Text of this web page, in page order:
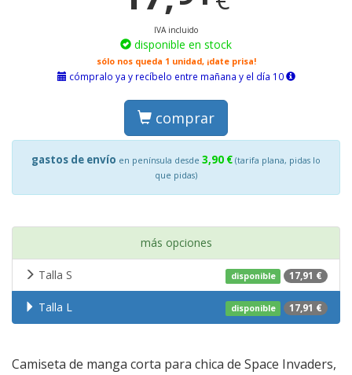
IVA incluido
disponible en stock
sólo nos queda 1 unidad, ¡date prisa!
cómpralo ya y recíbelo entre mañana y el día 10
comprar
gastos de envío en península desde 3,90 € (tarifa plana, pidas lo
que pidas)
más opciones
disponible 17,91 €
Talla S
disponible 17,91 €
Talla L
Camiseta de manga corta para chica de Space Invaders,